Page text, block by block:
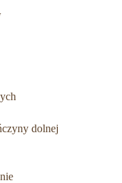
dolnej